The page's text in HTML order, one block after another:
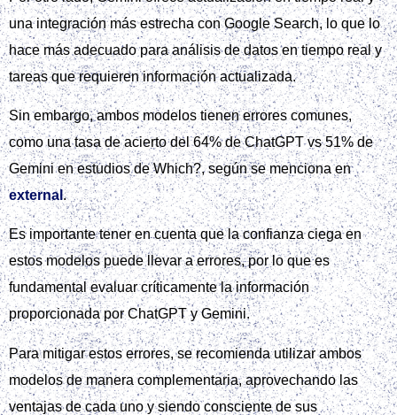
una integración más estrecha con Google Search, lo que lo
hace más adecuado para análisis de datos en tiempo real y
tareas que requieren información actualizada.
Sin embargo, ambos modelos tienen errores comunes,
como una tasa de acierto del 64% de ChatGPT vs 51% de
Gemini en estudios de Which?, según se menciona en
external.
Es importante tener en cuenta que la confianza ciega en
estos modelos puede llevar a errores, por lo que es
fundamental evaluar críticamente la información
proporcionada por ChatGPT y Gemini.
Para mitigar estos errores, se recomienda utilizar ambos
modelos de manera complementaria, aprovechando las
ventajas de cada uno y siendo consciente de sus